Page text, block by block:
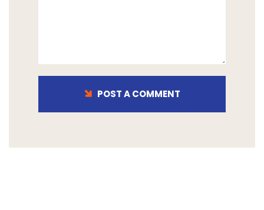
POST A COMMENT